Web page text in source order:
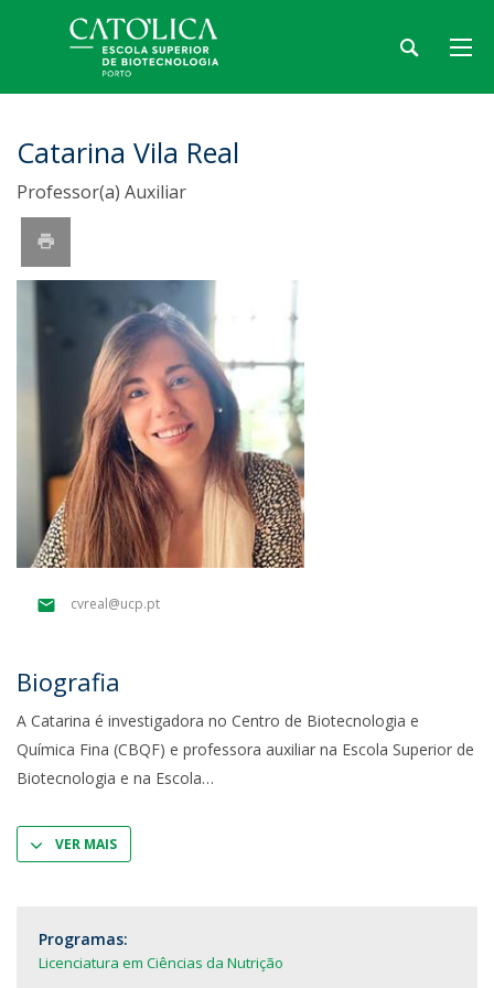
Catarina Vila Real
Professor(a) Auxiliar
cvreal@ucp.pt
Biografia
A Catarina é investigadora no Centro de Biotecnologia e
Química Fina (CBQF) e professora auxiliar na Escola Superior de
Biotecnologia e na Escola
VER MAIS
Programas:
Licenciatura em Ciências da Nutrição